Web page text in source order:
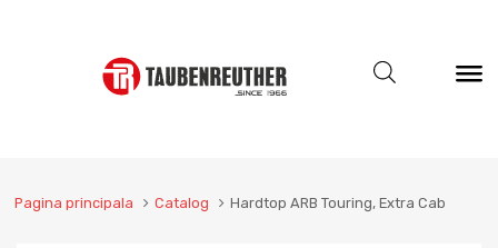
Pagina principala Catalog Hardtop ARB Touring, Extra Cab